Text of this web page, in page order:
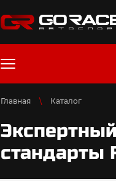
Главная Каталог
стандарты